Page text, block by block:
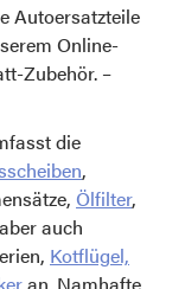
Autoersatzteile
Online-
Zubehör. –
die
,
Ölfilter,
auch
Kotflügel,
an. Namhafte